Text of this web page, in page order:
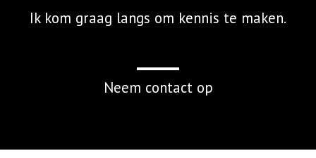
Ik kom graag langs om kennis te maken.
Neem contact op